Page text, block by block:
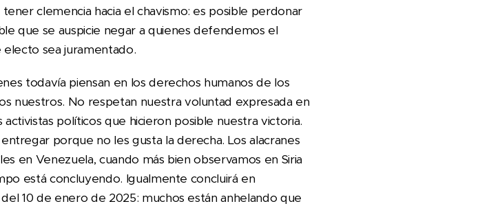
clemencia hacia el chavismo: es posible perdonar
que se auspicie negar a quienes defendemos el
sea juramentado.
todavía piensan en los derechos humanos de los
nuestros. No respetan nuestra voluntad expresada en
políticos que hicieron posible nuestra victoria.
porque no les gusta la derecha. Los alacranes
en Venezuela, cuando más bien observamos en Siria
está concluyendo. Igualmente concluirá en
10 de enero de 2025: muchos están anhelando que